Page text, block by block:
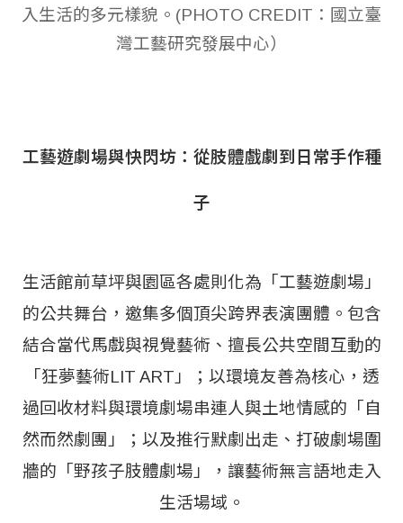
入生活的多元樣貌。(PHOTO CREDIT：國立臺
灣工藝研究發展中心）
工藝遊劇場與快閃坊：從肢體戲劇到日常手作種
子
生活館前草坪與園區各處則化為「工藝遊劇場」
的公共舞台，邀集多個頂尖跨界表演團體。包含
結合當代馬戲與視覺藝術、擅長公共空間互動的
「狂夢藝術LIT ART」；以環境友善為核心，透
過回收材料與環境劇場串連人與土地情感的「自
然而然劇團」；以及推行默劇出走、打破劇場圍
牆的「野孩子肢體劇場」，讓藝術無言語地走入
生活場域。